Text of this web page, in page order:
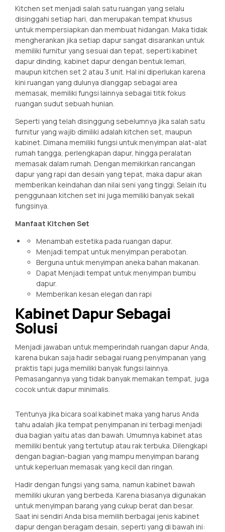
Kitchen set menjadi salah satu ruangan yang selalu
disinggahi setiap hari, dan merupakan tempat khusus
untuk mempersiapkan dan membuat hidangan. Maka tidak
mengherankan jika setiap dapur sangat disarankan untuk
memiliki furnitur yang sesuai dan tepat, seperti kabinet
dapur dinding, kabinet dapur dengan bentuk lemari,
maupun kitchen set 2 atau 3 unit. Hal ini diperlukan karena
kini ruangan yang dulunya dianggap sebagai area
memasak, memiliki fungsi lainnya sebagai titik fokus
ruangan sudut sebuah hunian.
Seperti yang telah disinggung sebelumnya jika salah satu
furnitur yang wajib dimiliki adalah kitchen set, maupun
kabinet. Dimana memiliki fungsi untuk menyimpan alat-alat
rumah tangga, perlengkapan dapur, hingga peralatan
memasak dalam rumah. Dengan memikirkan rancangan
dapur yang rapi dan desain yang tepat, maka dapur akan
memberikan keindahan dan nilai seni yang tinggi. Selain itu
penggunaan kitchen set ini juga memiliki banyak sekali
fungsinya.
Manfaat Kitchen Set
Menambah estetika pada ruangan dapur.
Menjadi tempat untuk menyimpan perabotan.
Berguna untuk menyimpan aneka bahan makanan.
Dapat Menjadi tempat untuk menyimpan bumbu
dapur.
Memberikan kesan elegan dan rapi
Kabinet Dapur Sebagai
Solusi
Menjadi jawaban untuk memperindah ruangan dapur Anda,
karena bukan saja hadir sebagai ruang penyimpanan yang
praktis tapi juga memiliki banyak fungsi lainnya.
Pemasangannya yang tidak banyak memakan tempat, juga
cocok untuk dapur minimalis.
Tentunya jika bicara soal kabinet maka yang harus Anda
tahu adalah jika tempat penyimpanan ini terbagi menjadi
dua bagian yaitu atas dan bawah. Umumnya kabinet atas
memiliki bentuk yang tertutup atau rak terbuka. Dilengkapi
dengan bagian-bagian yang mampu menyimpan barang
untuk keperluan memasak yang kecil dan ringan.
Hadir dengan fungsi yang sama, namun kabinet bawah
memiliki ukuran yang berbeda. Karena biasanya digunakan
untuk menyimpan barang yang cukup berat dan besar.
Saat ini sendiri Anda bisa memilih berbagai jenis kabinet
dapur dengan beragam desain, seperti yang di bawah ini: